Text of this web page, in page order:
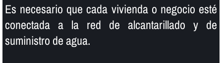
Es necesario que cada vivienda o negocio esté
conectada a la red de alcantarillado y de
suministro de agua.